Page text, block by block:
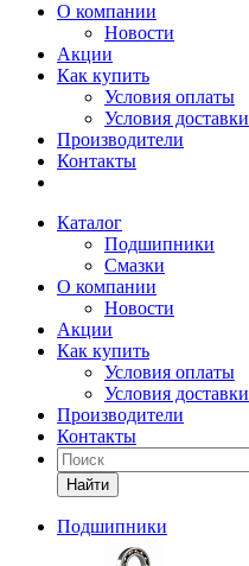
О компании
Новости
Акции
Как купить
Условия оплаты
Условия доставки
Производители
Контакты
Каталог
Подшипники
Смазки
О компании
Новости
Акции
Как купить
Условия оплаты
Условия доставки
Производители
Контакты
Найти
Подшипники